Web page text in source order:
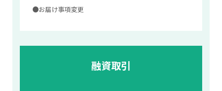
●お届け事項変更
融資取引